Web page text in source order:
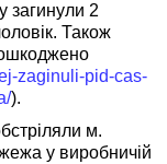
загинули 2
Також
zaginuli-pid-cas-
).
м.
у виробничій